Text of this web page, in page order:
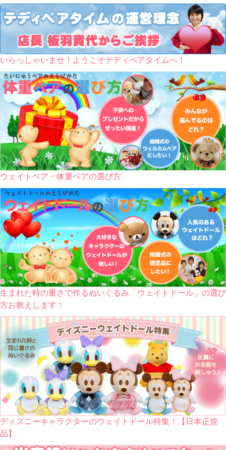
いらっしゃいませ！ようこそテディベアタイムへ！
ウェイトベア・体重ベアの選び方
生まれた時の重さで作るぬいぐるみ「ウェイトドール」の選び
方お教えします！
ディズニーキャラクターのウェイトドール特集！【日本正規
品】